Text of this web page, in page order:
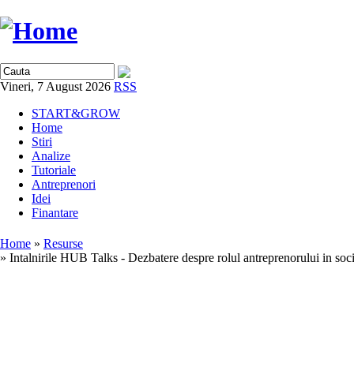
Vineri, 7 August 2026 RSS
START&GROW
Home
Stiri
Analize
Tutoriale
Antreprenori
Idei
Finantare
Home » Resurse
» Intalnirile HUB Talks - Dezbatere despre rolul antreprenorului in